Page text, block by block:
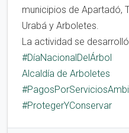
municipios de Apartadó,
Urabá y Arboletes.
La actividad se
#DíaNacionalDelÁrbol
Alcaldía de Arboletes
#ProtegerYConservar